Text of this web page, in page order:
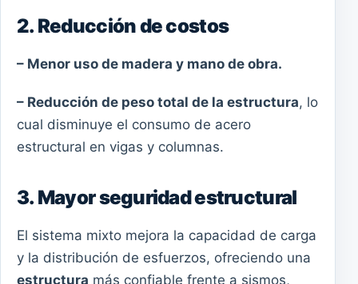
2. Reducción de costos
– Menor uso de madera y mano de obra.
– Reducción de peso total de la estructura, lo
cual disminuye el consumo de acero
estructural en vigas y columnas.
3. Mayor seguridad estructural
El sistema mixto mejora la capacidad de carga
y la distribución de esfuerzos, ofreciendo una
estructura más confiable frente a sismos,